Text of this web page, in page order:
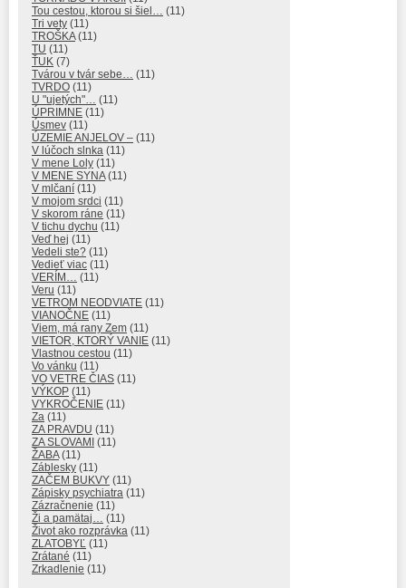
Tou cestou, ktorou si šiel…
(11)
Tri vety (11)
TROŠKA(11)
TU (11)
ŤUK (7)
Tvárou v tvár sebe…
(11)
TVRDO (11)
U "ujetých"…
(11)
ÚPRIMNE (11)
Úsmev (11)
ÚZEMIE ANJELOV – (11)
V lúčoch slnka (11)
V mene Loly (11)
V MENE SYNA(11)
V mlčaní (11)
V mojom srdci (11)
V skorom ráne (11)
V tichu dychu (11)
Veď hej (11)
Vedeli ste? (11)
Vedieť viac (11)
VERÍM…
(11)
Veru (11)
VETROM NEODVIATE (11)
VIANOČNE (11)
Viem, má rany Zem (11)
VIETOR, KTORÝ VANIE (11)
Vlastnou cestou (11)
Vo vánku (11)
VO VETRE ČIAS (11)
VÝKOP (11)
VYKROČENIE (11)
Za (11)
ZA PRAVDU (11)
ZA SLOVAMI (11)
ŽABA(11)
Záblesky (11)
ZAČEM BUKVY (11)
Zápisky psychiatra (11)
Zázračnenie (11)
Ži a pamätaj…
(11)
Život ako rozprávka (11)
ZLATOBYĽ (11)
Zrátané (11)
Zrkadlenie (11)